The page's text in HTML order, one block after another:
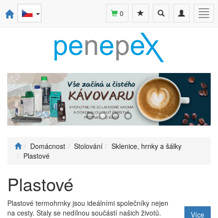
Toggle
navigation
Toggle
search
0
Domácnost Stolování
Sklenice, hrnky a šálky
Plastové
Plastové
Plastové termohrnky jsou ideálními společníky nejen
na cesty. Staly se nedílnou součástí našich životů.
Více